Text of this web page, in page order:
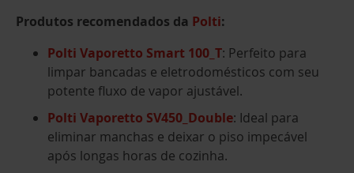
Produtos recomendados da Polti:
Polti Vaporetto Smart 100_T: Perfeito para
limpar bancadas e eletrodomésticos com seu
potente fluxo de vapor ajustável.
Polti Vaporetto SV450_Double: Ideal para
eliminar manchas e deixar o piso impecável
após longas horas de cozinha.